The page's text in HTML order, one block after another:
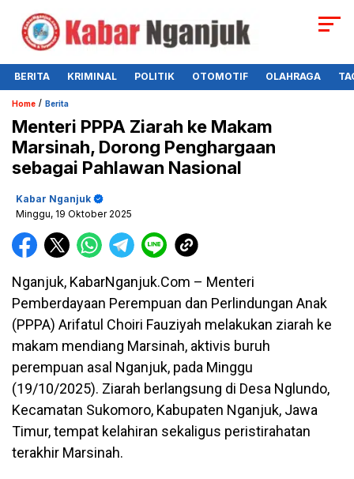
BERITA KRIMINAL POLITIK OTOMOTIF OLAHRAGA
Home / Berita
Menteri PPPA Ziarah ke Makam
Marsinah, Dorong Penghargaan
sebagai Pahlawan Nasional
Kabar Nganjuk
Minggu, 19 Oktober 2025
Nganjuk, KabarNganjuk.Com – Menteri
Pemberdayaan Perempuan dan Perlindungan Anak
(PPPA) Arifatul Choiri Fauziyah melakukan ziarah ke
makam mendiang Marsinah, aktivis buruh
perempuan asal Nganjuk, pada Minggu
(19/10/2025). Ziarah berlangsung di Desa Nglundo,
Kecamatan Sukomoro, Kabupaten Nganjuk, Jawa
Timur, tempat kelahiran sekaligus peristirahatan
terakhir Marsinah.